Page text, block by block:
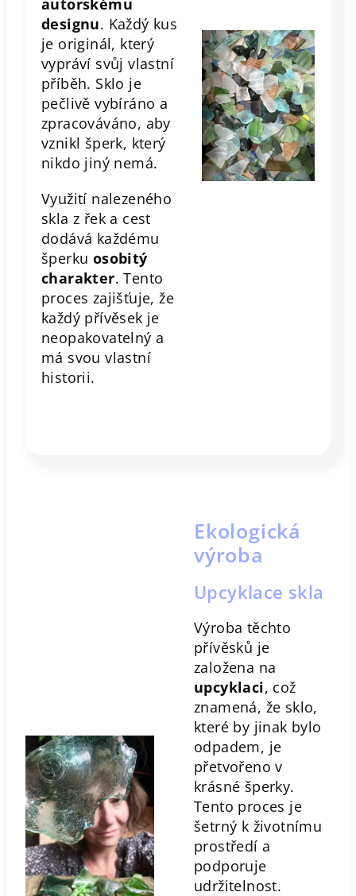
autorskému
designu. Každý kus
je originál, který
vypráví svůj vlastní
příběh. Sklo je
pečlivě vybíráno a
zpracováváno, aby
vznikl šperk, který
nikdo jiný nemá.
Využití nalezeného
skla z řek a cest
dodává každému
šperku osobitý
charakter. Tento
proces zajišťuje, že
každý přívěsek je
neopakovatelný a
má svou vlastní
historii.
Ekologická
výroba
Upcyklace skla
Výroba těchto
přívěsků je
založena na
upcyklaci, což
znamená, že sklo,
které by jinak bylo
odpadem, je
přetvořeno v
krásné šperky.
Tento proces je
šetrný k životnímu
prostředí a
podporuje
udržitelnost.